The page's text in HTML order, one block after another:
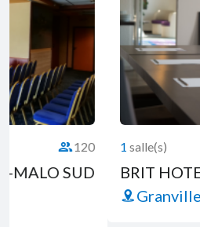
BRIT HOTEL
salle(s)
Granville (50)